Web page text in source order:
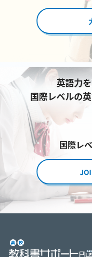
英語力
国際レベルの
国際レ